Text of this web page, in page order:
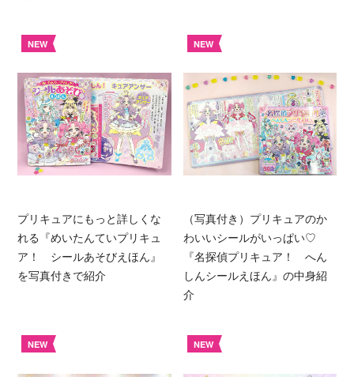
NEW
プリキュアにもっと詳しくな
れる『めいたんていプリキュ
ア！ シールあそびえほん』
を写真付きで紹介
NEW
（写真付き）プリキュアのか
わいいシールがいっぱい♡
『名探偵プリキュア！ へん
しんシールえほん』の中身紹
介
NEW NEW